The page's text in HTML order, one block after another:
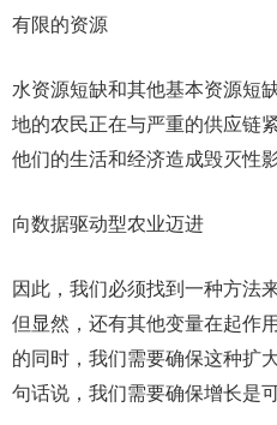
有限的资源
水资源短缺和其他基本资源短
地的农民正在与严重的供应链
他们的生活和经济造成毁灭性影
向数据驱动型农业迈进
因此，我们必须找到一种方法
但显然，还有其他变量在起作
的同时，我们需要确保这种扩
句话说，我们需要确保增长是